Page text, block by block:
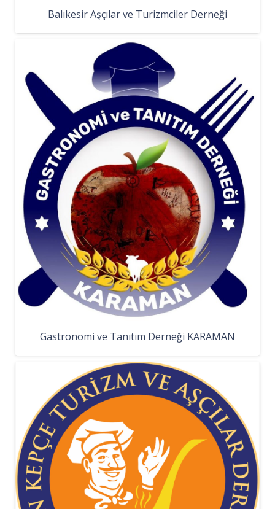
Balıkesir Aşçılar ve Turizmciler Derneği
Gastronomi ve Tanıtım Derneği KARAMAN